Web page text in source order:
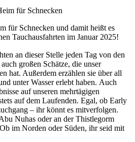
für Schnecken und damit heißt es
Tauchausfahrten im Januar 2025!
an dieser Stelle jeden Tag von den
großen Schätze, die unser
hat. Außerdem erzählen sie über all
unter Wasser erlebt haben. Auch
auf unseren mehrtägigen
auf dem Laufenden. Egal, ob Early
– ihr könnt es mitverfolgen.
Nuhas oder an der Thistlegorm
im Norden oder Süden, ihr seid mit